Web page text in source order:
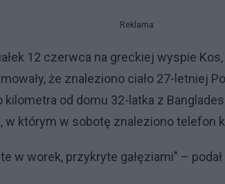
Reklama
12 czerwca na greckiej wyspie
że znaleziono ciało 27-letniej
kilometra od domu 32-latka z
którym w sobotę znaleziono telefon
w worek, przykryte gałęziami" –